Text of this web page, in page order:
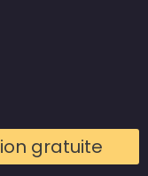
gratuite